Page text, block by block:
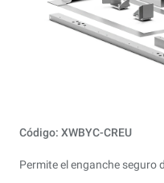
Código: XWBYC-CREU
Permite el enganche seguro